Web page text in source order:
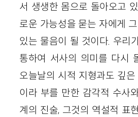
서 생생한 몸으로 돌아오고
로운 가능성을 묻는 자에게
있는 물음이 될 것이다. 우리
통하여 서사의 의미를 다시
오늘날의 시적 지형과도 깊은
이라 부를 만한 감각적 수사
계의 진술, 그것의 역설적 표